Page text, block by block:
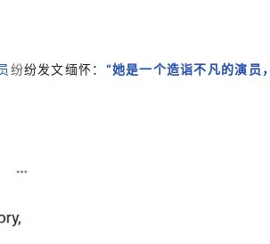
纷纷发文缅怀： “她是一个造诣不凡的演员